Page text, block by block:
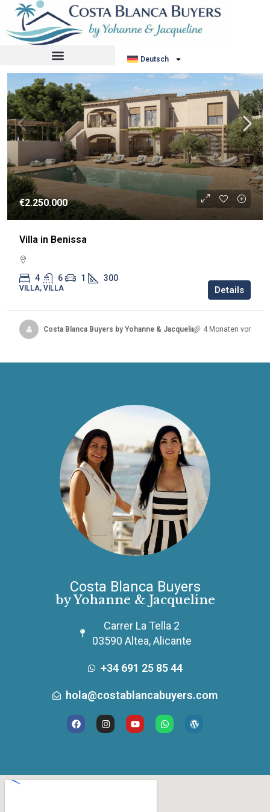
Deutsch
Sortiere nach: Standardauftrag
€2.250.000
Villa in Benissa
4 6 1 300
VILLA, VILLA Details
Costa Blanca Buyers by Yohanne & Jacqueline 4 Monaten vor
Costa Blanca Buyers
by Yohanne & Jacqueline
Carrer La Tella 2
03590 Altea, Alicante
+34 691 25 85 44
hola@costablancabuyers.com